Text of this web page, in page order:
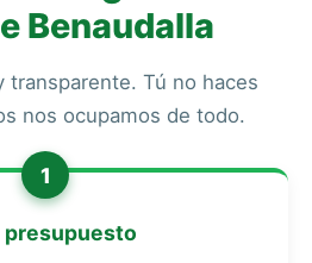
Benaudalla
transparente. Tú no haces
nos ocupamos de todo.
1
presupuesto